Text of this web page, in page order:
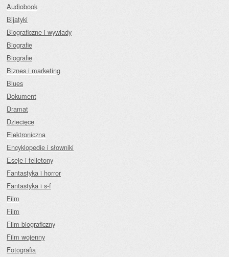
Audiobook
Bijatyki
Biograficzne i wywiady
Biografie
Biografie
Biznes i marketing
Blues
Dokument
Dramat
Dziecięce
Elektroniczna
Encyklopedie i słowniki
Eseje i felietony
Fantastyka i horror
Fantastyka i s-f
Film
Film
Film biograficzny
Film wojenny
Fotografia